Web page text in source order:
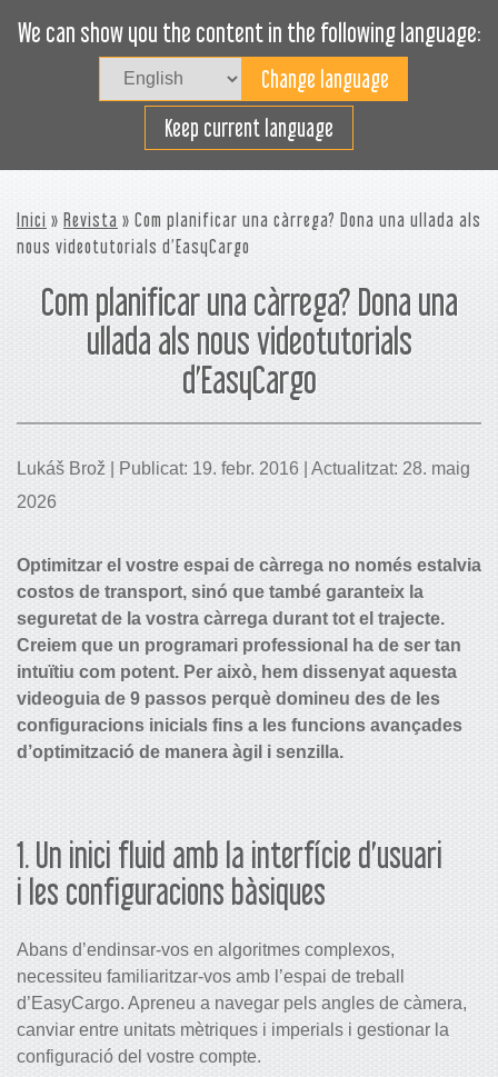
We can show you the content in the following language:
Keep current language
Carregueu eficaçment
Inici » Revista » Com planificar una càrrega? Dona una ullada als
nous videotutorials d’EasyCargo
Com planificar una càrrega? Dona una
ullada als nous videotutorials
d’EasyCargo
Lukáš Brož | Publicat: 19. febr. 2016 | Actualitzat: 28. maig
2026
Optimitzar el vostre espai de càrrega no només estalvia
costos de transport, sinó que també garanteix la
seguretat de la vostra càrrega durant tot el trajecte.
Creiem que un programari professional ha de ser tan
intuïtiu com potent. Per això, hem dissenyat aquesta
videoguia de 9 passos perquè domineu des de les
configuracions inicials fins a les funcions avançades
d’optimització de manera àgil i senzilla.
1. Un inici fluid amb la interfície d’usuari
i les configuracions bàsiques
Abans d’endinsar-vos en algoritmes complexos,
necessiteu familiaritzar-vos amb l’espai de treball
d’EasyCargo. Apreneu a navegar pels angles de càmera,
canviar entre unitats mètriques i imperials i gestionar la
configuració del vostre compte.